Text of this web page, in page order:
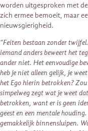
worden uitgesproken met
zich ermee bemoeit, maar
nieuwsgierigheid.
“Feiten bestaan zonder
iemand anders beweert het
ander niet. Het eenvoudige
heb je niet alleen gelijk, je
het Ego hierin betrokken?
simpelweg zegt wat je weet
betrokken, want er is geen
geest en een mentale
gemakkelijk binnensluipen.